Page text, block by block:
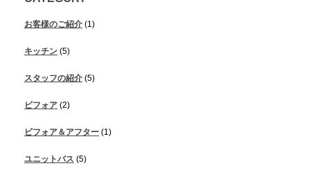
お客様のご紹介 (1)
キッチン (5)
スタッフの紹介 (5)
ビフォア (2)
ビフォア＆アフター (1)
ユニットバス (5)